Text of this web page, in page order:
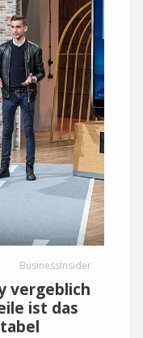
BusinessInsider
vergeblich
ist das